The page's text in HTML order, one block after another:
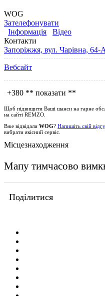
WOG
Зателефонувати
Інформація
Відео
Контакти
Запоріжжя, вул. Чарівна, 64-А
Вебсайт
+380 ** показати **
Щоб підвищити Ваші шанси на гарне
на сайті REMZO
Вже відвідали WOG? Напишіть свій
вибрати якісний сервіс.
Місцезнаходження
Мапу тимчасово
Поділитися